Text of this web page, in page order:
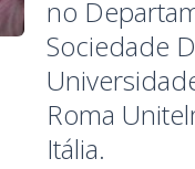
no
Sociedade
Roma
Itália.